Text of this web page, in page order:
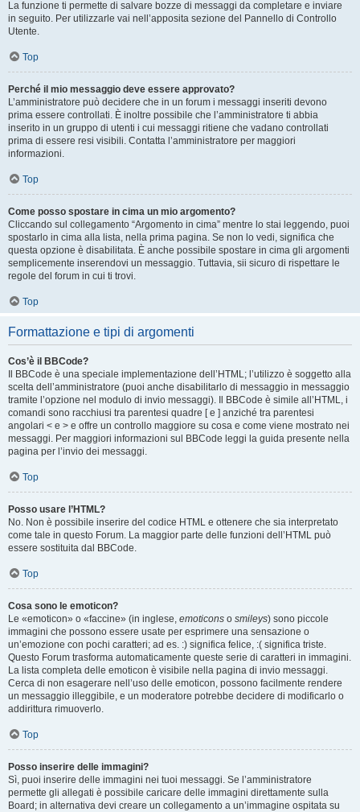
La funzione ti permette di salvare bozze di messaggi da completare e inviare
in seguito. Per utilizzarle vai nell’apposita sezione del Pannello di Controllo
Utente.
Top
Perché il mio messaggio deve essere approvato?
L’amministratore può decidere che in un forum i messaggi inseriti devono
prima essere controllati. È inoltre possibile che l’amministratore ti abbia
inserito in un gruppo di utenti i cui messaggi ritiene che vadano controllati
prima di essere resi visibili. Contatta l’amministratore per maggiori
informazioni.
Top
Come posso spostare in cima un mio argomento?
Cliccando sul collegamento “Argomento in cima” mentre lo stai leggendo, puoi
spostarlo in cima alla lista, nella prima pagina. Se non lo vedi, significa che
questa opzione è disabilitata. È anche possibile spostare in cima gli argomenti
semplicemente inserendovi un messaggio. Tuttavia, sii sicuro di rispettare le
regole del forum in cui ti trovi.
Top
Formattazione e tipi di argomenti
Cos’è il BBCode?
Il BBCode è una speciale implementazione dell’HTML; l’utilizzo è soggetto alla
scelta dell’amministratore (puoi anche disabilitarlo di messaggio in messaggio
tramite l’opzione nel modulo di invio messaggi). Il BBCode è simile all’HTML, i
comandi sono racchiusi tra parentesi quadre [ e ] anziché tra parentesi
angolari < e > e offre un controllo maggiore su cosa e come viene mostrato nei
messaggi. Per maggiori informazioni sul BBCode leggi la guida presente nella
pagina per l’invio dei messaggi.
Top
Posso usare l’HTML?
No. Non è possibile inserire del codice HTML e ottenere che sia interpretato
come tale in questo Forum. La maggior parte delle funzioni dell’HTML può
essere sostituita dal BBCode.
Top
Cosa sono le emoticon?
Le «emoticon» o «faccine» (in inglese, emoticons o smileys) sono piccole
immagini che possono essere usate per esprimere una sensazione o
un’emozione con pochi caratteri; ad es. :) significa felice, :( significa triste.
Questo Forum trasforma automaticamente queste serie di caratteri in immagini.
La lista completa delle emoticon è visibile nella pagina di invio messaggi.
Cerca di non esagerare nell’uso delle emoticon, possono facilmente rendere
un messaggio illeggibile, e un moderatore potrebbe decidere di modificarlo o
addirittura rimuoverlo.
Top
Posso inserire delle immagini?
Sì, puoi inserire delle immagini nei tuoi messaggi. Se l’amministratore
permette gli allegati è possibile caricare delle immagini direttamente sulla
Board; in alternativa devi creare un collegamento a un’immagine ospitata su